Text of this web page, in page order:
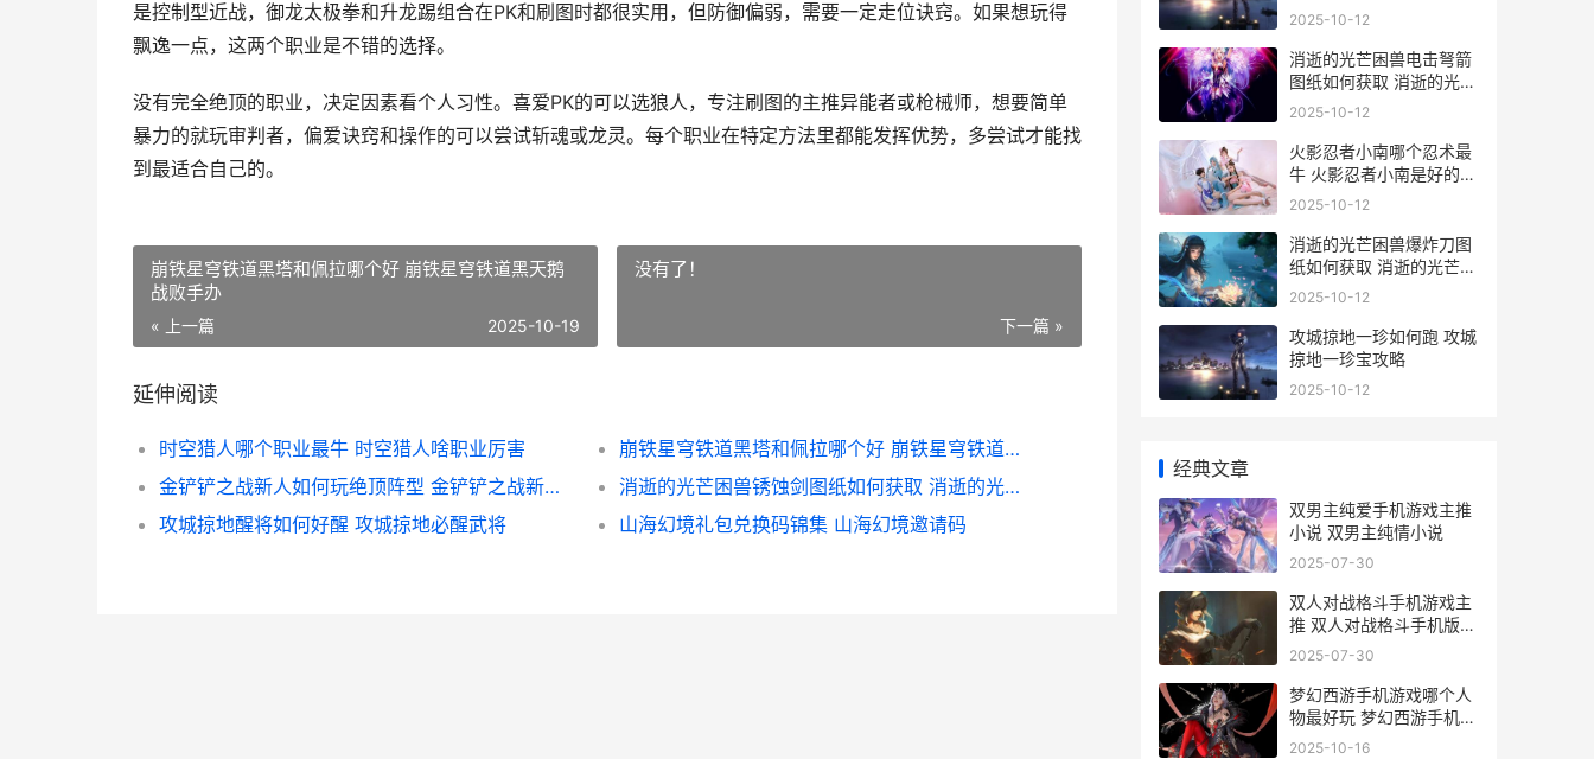
是控制型近战，御龙太极拳和升龙踢组合在PK和刷图时都很实用，但防御偏弱，需要一定走位诀窍。如果想玩得
飘逸一点，这两个职业是不错的选择。
没有完全绝顶的职业，决定因素看个人习性。喜爱PK的可以选狼人，专注刷图的主推异能者或枪械师，想要简单
暴力的就玩审判者，偏爱诀窍和操作的可以尝试斩魂或龙灵。每个职业在特定方法里都能发挥优势，多尝试才能找
到最适合自己的。
崩铁星穹铁道黑塔和佩拉哪个好 崩铁星穹铁道黑天鹅
战败手办
« 上一篇 2025-10-19
没有了！
下一篇 »
延伸阅读
时空猎人哪个职业最牛 时空猎人啥职业厉害
崩铁星穹铁道黑塔和佩拉哪个好 崩铁星穹铁道黑天鹅战败手办
金铲铲之战新人如何玩绝顶阵型 金铲铲之战新人入队海克斯
消逝的光芒困兽锈蚀剑图纸如何获取 消逝的光芒困兽露西杀不杀
攻城掠地醒将如何好醒 攻城掠地必醒武将
山海幻境礼包兑换码锦集 山海幻境邀请码
2025-10-12
消逝的光芒困兽电击弩箭
图纸如何获取 消逝的光芒
困兽杀不杀科学家
2025-10-12
火影忍者小南哪个忍术最
牛 火影忍者小南是好的还
是坏的
2025-10-12
消逝的光芒困兽爆炸刀图
纸如何获取 消逝的光芒困
兽杀不杀科学家
2025-10-12
攻城掠地一珍如何跑 攻城
掠地一珍宝攻略
2025-10-12
经典文章
双男主纯爱手机游戏主推
小说 双男主纯情小说
2025-07-30
双人对战格斗手机游戏主
推 双人对战格斗手机版下
载
2025-07-30
梦幻西游手机游戏哪个人
物最好玩 梦幻西游手机游
戏可以赚钱吗
2025-10-16